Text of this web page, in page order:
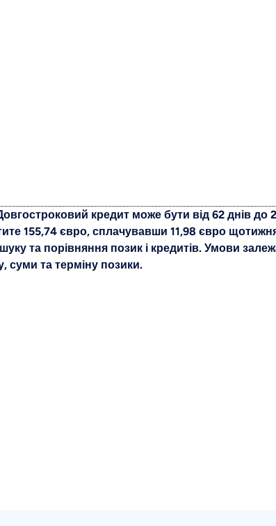
кредит може бути від 62 днів до
155,74 євро, сплачувавши 11,98 євро
та порівняння позик і кредитів. Умови
суми та терміну позики.